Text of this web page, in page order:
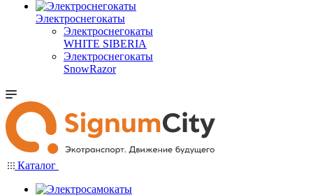
Электроснегокаты
Электроснегокаты
WHITE SIBERIA
Электроснегокаты
SnowRazor
Каталог